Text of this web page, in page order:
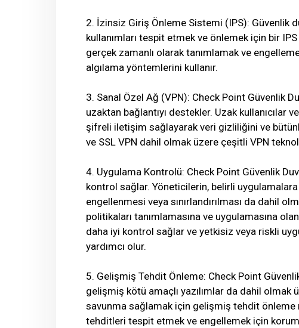
2. İzinsiz Giriş Önleme Sistemi (IPS): Güvenlik
kullanımları tespit etmek ve önlemek için bir
gerçek zamanlı olarak tanımlamak ve
algılama yöntemlerini kullanır.
3. Sanal Özel Ağ (VPN): Check Point Güvenlik
uzaktan bağlantıyı destekler. Uzak kullanıcılar
şifreli iletişim sağlayarak veri gizliliğini ve
ve SSL VPN dahil olmak üzere çeşitli VPN
4. Uygulama Kontrolü: Check Point Güvenlik
kontrol sağlar. Yöneticilerin, belirli
engellenmesi veya sınırlandırılması da dahil
politikaları tanımlamasına ve uygulamasına
daha iyi kontrol sağlar ve yetkisiz veya riskli
yardımcı olur.
5. Gelişmiş Tehdit Önleme: Check Point Güvenlik
gelişmiş kötü amaçlı yazılımlar da dahil olmak
savunma sağlamak için gelişmiş tehdit önleme
tehditleri tespit etmek ve engellemek için